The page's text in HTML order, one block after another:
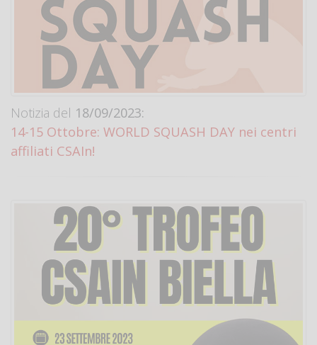
Notizia del 18/09/2023:
14-15 Ottobre: WORLD SQUASH DAY nei centri
affiliati CSAIn!